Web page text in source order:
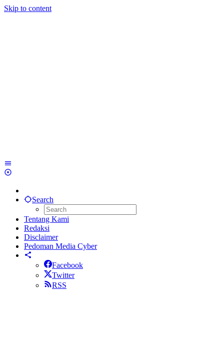
Skip to content
Search
Tentang Kami
Redaksi
Disclaimer
Pedoman Media Cyber
Facebook
Twitter
RSS